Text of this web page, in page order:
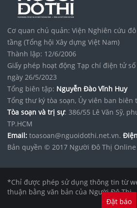
Cơ quan chủ quản: Viện Nghiên cứu
tầng (Tổng hội Xây dựng Việt Nam)
Thành lập: 12/6/2006
Giấy phép hoạt động Tạp chí điện tử số
ngày 26/5/2023
Tổng biên tập: Nguyễn Đào Vĩnh Huy
Tổng thư ký tòa soạn, Ủy viên ban biên
Tòa soạn và trị sự: 386/55 Lê Văn Sỹ,
TP.HCM
Email: toasoan@nguoidothi.net.vn.
Bản quyền © 2017 Người Đô Thị Online
*Chỉ được phép sử dụng thông tin từ
thuận bằng văn bản của Người Đô Thị.
Đặt báo